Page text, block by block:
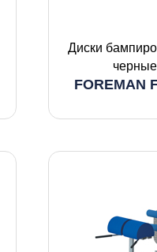
Диски
черные
FOREMAN